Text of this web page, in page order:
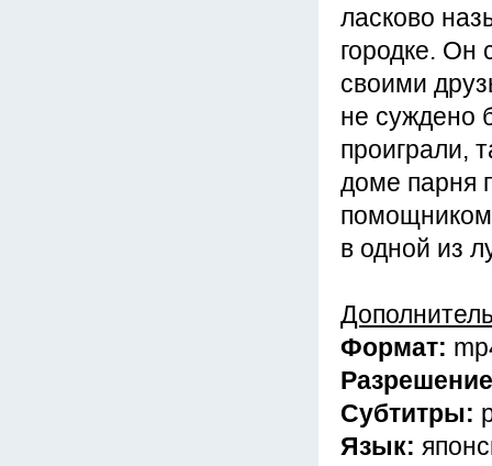
ласково
городке. Он
своими
не суждено
проиграли,
доме парня
помощником
в одной из
Формат:
Субтитры:
Язык: